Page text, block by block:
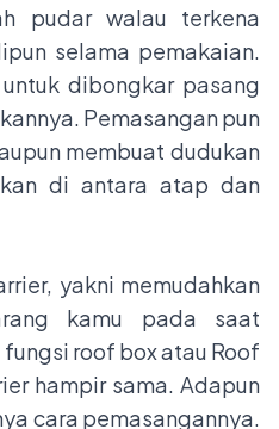
pudar walau terkena
selama pemakaian.
dibongkar pasang
Pemasangan pun
membuat dudukan
di antara atap dan
yakni memudahkan
kamu pada saat
roof box atau Roof
hampir sama. Adapun
cara pemasangannya.